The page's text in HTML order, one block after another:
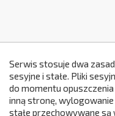
Serwis stosuje dwa
sesyjne i stałe. Pliki
do momentu
inną stronę, wylogowanie
stałe przechowywane